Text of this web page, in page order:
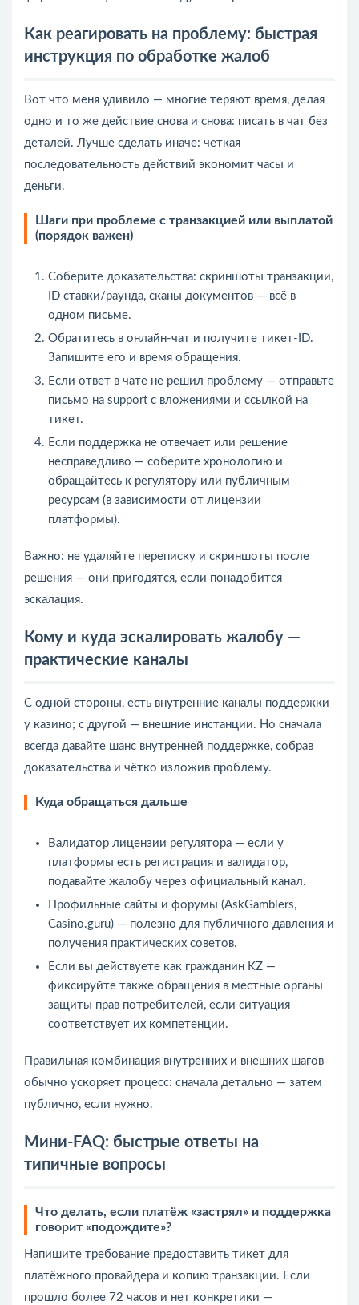
Как реагировать на проблему: быстрая
инструкция по обработке жалоб
Вот что меня удивило — многие теряют время, делая
одно и то же действие снова и снова: писать в чат без
деталей. Лучше сделать иначе: четкая
последовательность действий экономит часы и
деньги.
Шаги при проблеме с транзакцией или выплатой
(порядок важен)
Соберите доказательства: скриншоты транзакции,
ID ставки/раунда, сканы документов — всё в
одном письме.
Обратитесь в онлайн‑чат и получите тикет‑ID.
Запишите его и время обращения.
Если ответ в чате не решил проблему — отправьте
письмо на support с вложениями и ссылкой на
тикет.
Если поддержка не отвечает или решение
несправедливо — соберите хронологию и
обращайтесь к регулятору или публичным
ресурсам (в зависимости от лицензии
платформы).
Важно: не удаляйте переписку и скриншоты после
решения — они пригодятся, если понадобится
эскалация.
Кому и куда эскалировать жалобу —
практические каналы
С одной стороны, есть внутренние каналы поддержки
у казино; с другой — внешние инстанции. Но сначала
всегда давайте шанс внутренней поддержке, собрав
доказательства и чётко изложив проблему.
Куда обращаться дальше
Валидатор лицензии регулятора — если у
платформы есть регистрация и валидатор,
подавайте жалобу через официальный канал.
Профильные сайты и форумы (AskGamblers,
Casino.guru) — полезно для публичного давления и
получения практических советов.
Если вы действуете как гражданин KZ —
фиксируйте также обращения в местные органы
защиты прав потребителей, если ситуация
соответствует их компетенции.
Правильная комбинация внутренних и внешних шагов
обычно ускоряет процесс: сначала детально — затем
публично, если нужно.
Мини‑FAQ: быстрые ответы на
типичные вопросы
Что делать, если платёж «застрял» и поддержка
говорит «подождите»?
Напишите требование предоставить тикет для
платёжного провайдера и копию транзакции. Если
прошло более 72 часов и нет конкретики —